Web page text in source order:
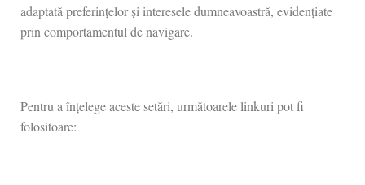
adaptată preferințelor și interesele dumneavoastră, evidențiate
prin comportamentul de navigare.
Pentru a înțelege aceste setări, următoarele linkuri pot fi
folositoare: